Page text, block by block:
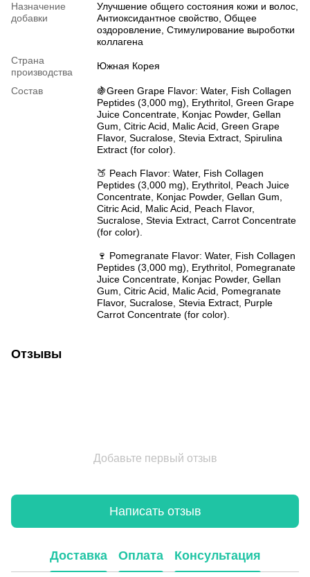
Назначение
добавки
Улучшение общего состояния кожи и волос,
Антиоксидантное свойство, Общее
оздоровление, Стимулирование выроботки
коллагена
Страна
производства
Южная Корея
Состав
🍇Green Grape Flavor: Water, Fish Collagen
Peptides (3,000 mg), Erythritol, Green Grape
Juice Concentrate, Konjac Powder, Gellan
Gum, Citric Acid, Malic Acid, Green Grape
Flavor, Sucralose, Stevia Extract, Spirulina
Extract (for color).
🍑 Peach Flavor: Water, Fish Collagen
Peptides (3,000 mg), Erythritol, Peach Juice
Concentrate, Konjac Powder, Gellan Gum,
Citric Acid, Malic Acid, Peach Flavor,
Sucralose, Stevia Extract, Carrot Concentrate
(for color).
🍷 Pomegranate Flavor: Water, Fish Collagen
Peptides (3,000 mg), Erythritol, Pomegranate
Juice Concentrate, Konjac Powder, Gellan
Gum, Citric Acid, Malic Acid, Pomegranate
Flavor, Sucralose, Stevia Extract, Purple
Carrot Concentrate (for color).
Отзывы
Добавьте первый отзыв
Написать отзыв
Доставка Оплата Консультация